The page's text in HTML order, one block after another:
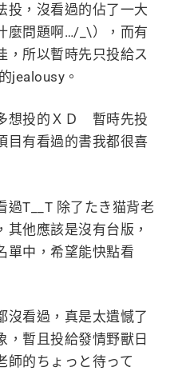
投，沒看過的佔了一大
麼問題啊…/_\），而有
，所以暫時先只投給ス
jealousy。
想投的ＸＤ 暫時先投
目有看過的書我都很喜
過T__T 除了たき猫背老
他應該是沒有台版，
單中，希望能快點看
沒看過，真是太遺憾了
，暫且投給發情野獸日
師的ちょっと待って